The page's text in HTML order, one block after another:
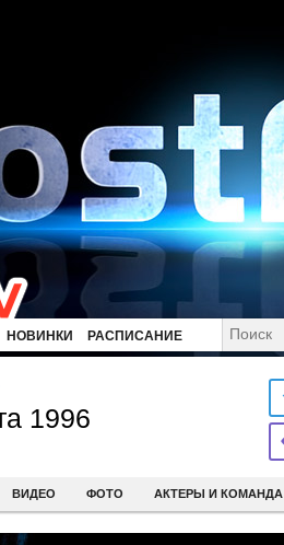
НОВИНКИ РАСПИСАНИЕ
1996
ВИДЕО ФОТО АКТЕРЫ И КОМАНДА